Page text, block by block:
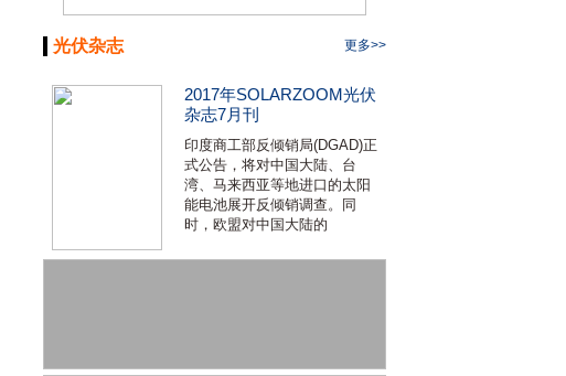
光伏杂志 更多>>
2017年SOLARZOOM光伏
杂志7月刊
印度商工部反倾销局(DGAD)正
式公告，将对中国大陆、台
湾、马来西亚等地进口的太阳
能电池展开反倾销调查。同
时，欧盟对中国大陆的